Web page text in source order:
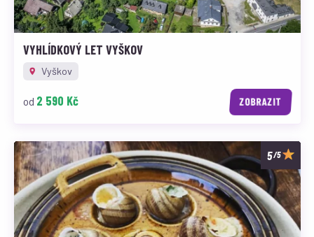
VYHLÍDKOVÝ LET VYŠKOV
Vyškov
od 2 590 Kč ZOBRAZIT
/5